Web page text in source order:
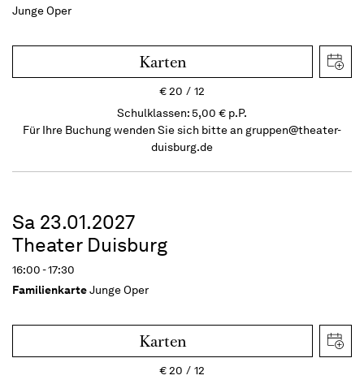
Junge Oper
Karten
€20
12
Schulklassen: 5,00 € p.P.
Für Ihre Buchung wenden Sie sich bitte an gruppen@theater-
duisburg.de
Sa 23.01.2027
Theater Duisburg
16:00 - 17:30
FamilienkarteJunge Oper
Karten
€20
12